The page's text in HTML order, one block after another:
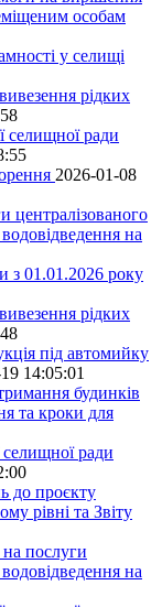
особам
у селищі
рідких
селищної ради
2026-01-08
централізованого
на
з 01.01.2026 року
рідких
під автомийку
14:05:01
будинків
та кроки для
селищної ради
до проєкту
рівні та Звіту
послуги
на